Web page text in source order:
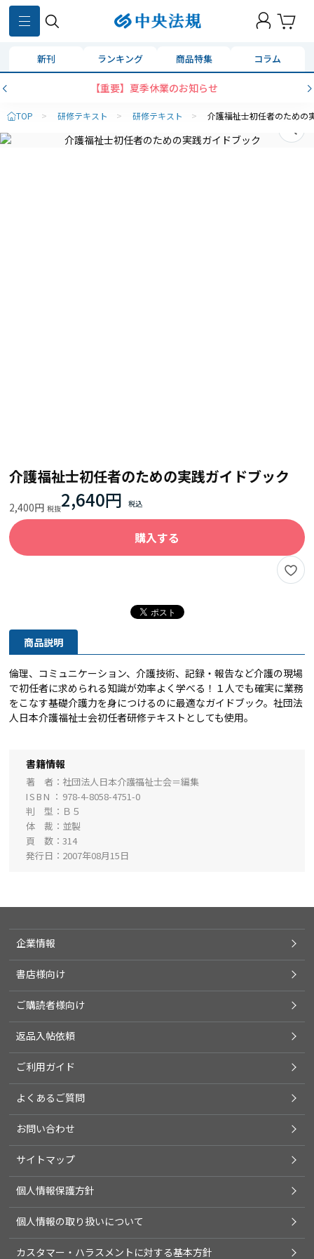
新刊 ランキング 商品特集 コラム
【重要】夏季休業のお知らせ
TOP > 研修テキスト > 研修テキスト > 介護福祉士初任者のための
介護福祉士初任者のための実践ガイドブック
2,400円 2,640円
購入する
商品説明
倫理、コミュニケーション、介護技術、記録・報告など介護の現場
で初任者に求められる知識が効率よく学べる！１人でも確実に業務
をこなす基礎介護力を身につけるのに最適なガイドブック。社団法
人日本介護福祉士会初任者研修テキストとしても使用。
書籍情報
著 者
社団法人日本介護福祉士会＝編集
ISBN
978-4-8058-4751-0
判 型
Ｂ５
体 裁
並製
頁 数
314
発行日
2007年08月15日
企業情報
書店様向け
ご購読者様向け
返品入帖依頼
ご利用ガイド
よくあるご質問
お問い合わせ
サイトマップ
個人情報保護方針
個人情報の取り扱いについて
カスタマー・ハラスメントに対する基本方針